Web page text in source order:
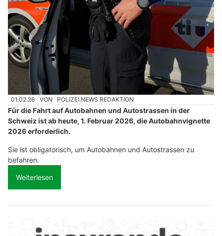
01.02.26 VON POLIZEI.NEWS REDAKTION
Für die Fahrt auf Autobahnen und Autostrassen in der
Schweiz ist ab heute, 1. Februar 2026, die Autobahnvignette
2026 erforderlich.
Sie ist obligatorisch, um Autobahnen und Autostrassen zu
befahren.
Weiterlesen